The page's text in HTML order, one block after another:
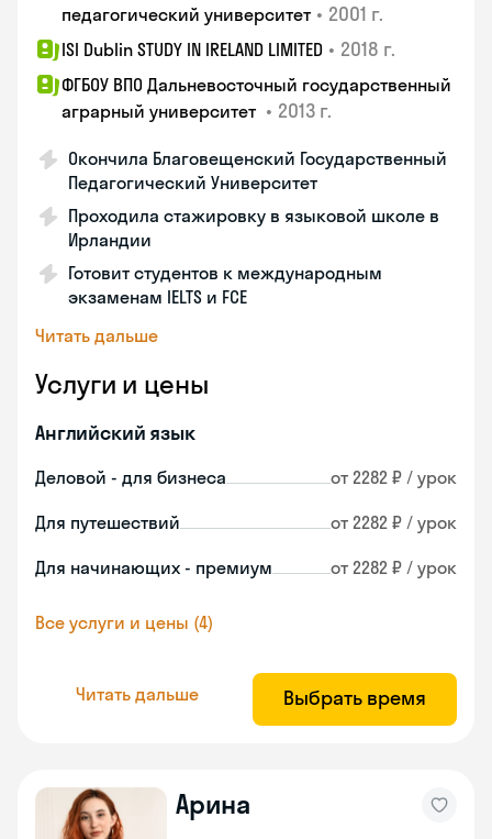
педагогический университет • 2001 г.
ISI Dublin STUDY IN IRELAND LIMITED • 2018 г.
ФГБОУ ВПО Дальневосточный государственный
аграрный университет • 2013 г.
Окончила Благовещенский Государственный
Педагогический Университет
Проходила стажировку в языковой школе в
Ирландии
Готовит студентов к международным
экзаменам IELTS и FCE
Читать дальше
Услуги и цены
Английский язык
Деловой - для бизнеса от 2282 ₽ / урок
Для путешествий от 2282 ₽ / урок
Для начинающих - премиум от 2282 ₽ / урок
Все услуги и цены (4)
Читать дальше Выбрать время
Арина